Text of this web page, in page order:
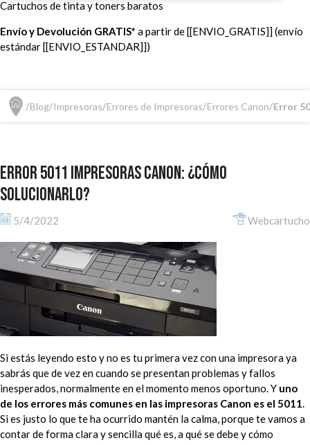
Cartuchos de tinta y toners baratos
Envío y Devolución GRATIS* a partir de [[ENVIO_GRATIS]] (envío
estándar [[ENVIO_ESTANDAR]])
Blog Impresoras Errores de Impresoras Errores Canon Error
Error 5011 impresoras Canon: ¿cómo
solucionarlo?
5/4/2022 Webcartucho
Si estás leyendo esto y no es tu primera vez con una impresora ya
sabrás que de vez en cuando se presentan problemas y fallos
inesperados, normalmente en el momento menos oportuno. Y uno
de los errores más comunes en las impresoras Canon es el 5011.
Si es justo lo que te ha ocurrido mantén la calma, porque te vamos a
contar de forma clara y sencilla qué es, a qué se debe y cómo